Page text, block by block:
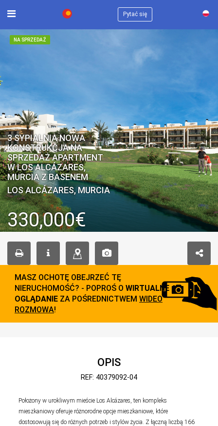
Pytać się
NA SPRZEDAŻ
3 SYPIALNIA NOWA
KONSTRUKCJA NA
SPRZEDAŻ APARTMENT
W LOS ALCÁZARES,
MURCIA Z BASENEM
LOS ALCÁZARES, MURCIA
330,000€
MASZ OCHOTĘ OBEJRZEĆ TĘ
NIERUCHOMOŚĆ? - POPROŚ O WIRTUALNE
OGLĄDANIE ZA POŚREDNICTWEM WIDEO
ROZMOWA!
OPIS
REF: 40379092-04
Położony w urokliwym mieście Los Alcázares, ten kompleks
mieszkaniowy oferuje różnorodne opcje mieszkaniowe, które
dostosowują się do różnych potrzeb i stylów życia. Z łączną liczbą 166